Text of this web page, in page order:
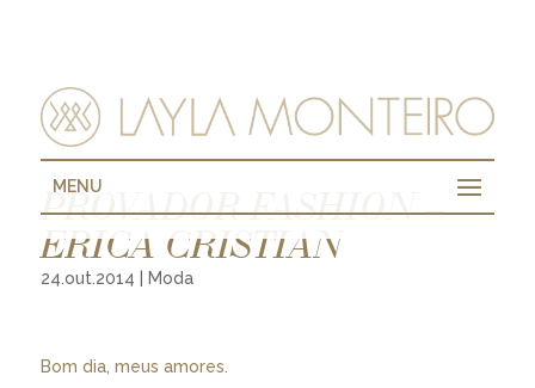
MENU
PROVADOR FASHION –
ERICA CRISTIAN
24.out.2014 Moda
Bom dia, meus amores.